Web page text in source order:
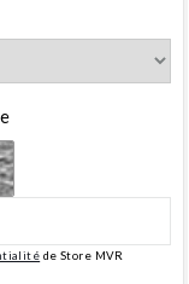
de Store MVR